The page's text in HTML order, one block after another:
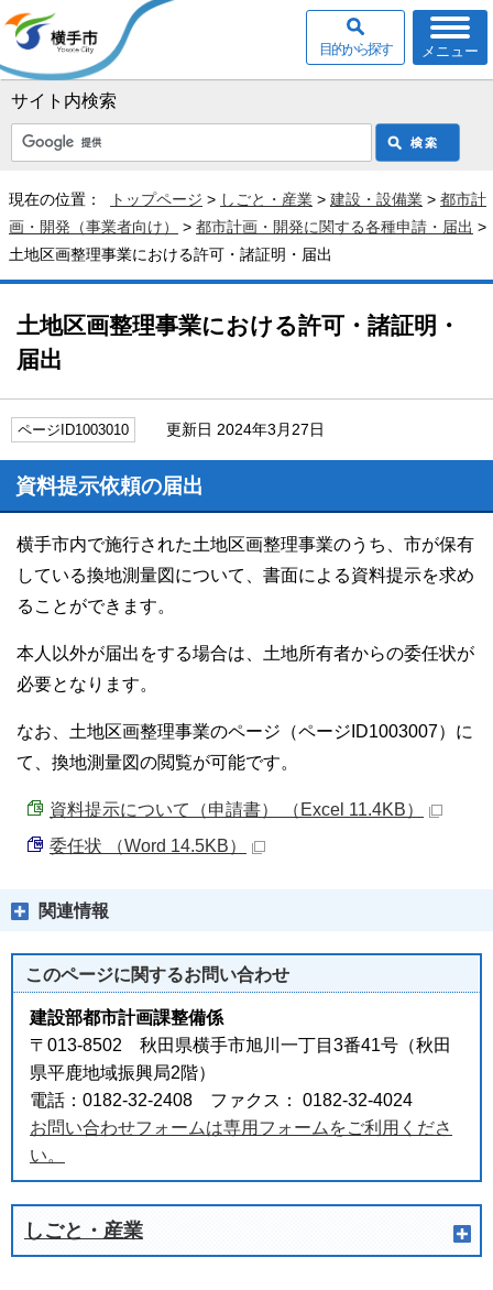
サイト内検索
メニュー
目的から探す
現在の位置： トップページ > しごと・産業 > 建設・設備業 > 都市計
画・開発（事業者向け）
> 都市計画・開発に関する各種申請・届出 >
土地区画整理事業における許可・諸証明・届出
土地区画整理事業における許可・諸証明・
届出
ページID1003010 更新日 2024年3月27日
資料提示依頼の届出
横手市内で施行された土地区画整理事業のうち、市が保有
している換地測量図について、書面による資料提示を求め
ることができます。
本人以外が届出をする場合は、土地所有者からの委任状が
必要となります。
なお、土地区画整理事業のページ（ページID1003007）に
て、換地測量図の閲覧が可能です。
資料提示について（申請書） （Excel 11.4KB）
委任状 （Word 14.5KB）
関連情報
このページに関するお問い合わせ
建設部都市計画課整備係
〒013-8502 秋田県横手市旭川一丁目3番41号（秋田
県平鹿地域振興局2階）
電話：0182-32-2408 ファクス： 0182-32-4024
お問い合わせフォームは専用フォームをご利用くださ
い。
しごと・産業